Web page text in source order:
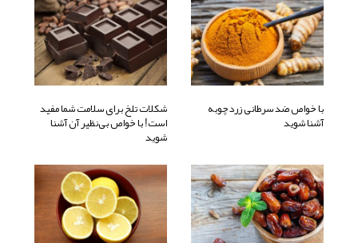
با خواص ضد سرطانی زردچوبه
آشنا شوید
شکلات تلخ برای سلامت شما مفید
است! با خواص بی‌نظیر آن آشنا
شوید